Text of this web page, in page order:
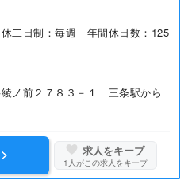
二日制：毎週 年間休日数：125
ノ前２７８３－１ 三条駅から
求人をキープ
1 人がこの求人をキープ